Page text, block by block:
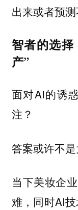
出来或者预
智者的选择
产”
面对AI的诱
注？
答案或许不
当下美妆企
难，同时AI